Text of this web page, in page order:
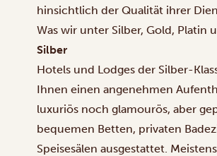
hinsichtlich der Qualität ihrer
Was wir unter Silber, Gold, Platin
Silber
Hotels und Lodges der Silber-
Ihnen einen angenehmen
luxuriös noch glamourös, aber
bequemen Betten, privaten
Speisesälen ausgestattet.